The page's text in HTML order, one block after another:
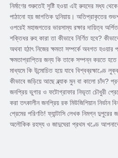
নির্মাণের শুরুতেই সৃষ্টি হওয়া এই রুহদের মধ্য
পাঠানো হয় জাগতিক দুনিয়ায়। অতিপ্রাকৃতের
ওপরেই মহাজগতের ভারসাম্য রক্ষার দায়িত্ব
শক্তিধর রুহ কারা তা কীভাবে নির্ণিত হবে?
অথবা হঠাৎ নিজের ক্ষমতা সম্পর্কে অবগত
ক্ষমতাপ্রাপ্তির জন্য কি তাকে সম্পন্ন করতে
মাধ্যমে কি উন্মোচিত হয়ে যাবে বিশ্বব্রহ্মাণ্ডে
কীভাবে জড়িয়ে আছে ব্ল্যাক মুন বা কালো চাঁদ?
জনপ্রিয় ভুগার ও ফটোগ্রাফার নিভৃতা চৌধুরী
করা তৎকালীন জনপ্রিয় রক মিউজিশিয়ান নির্ভান
প্রেমের পরিণতি! ফ্যান্টাসি লেখক নিমগ্ন
অলৌকিক রহস্য ও জাদুঘেরা প্রথম খণ্ডে